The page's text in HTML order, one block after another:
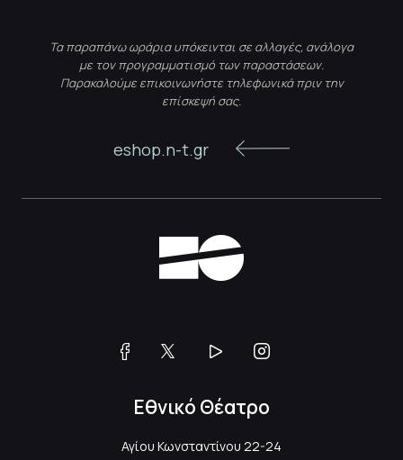
Τα παραπάνω ωράρια υπόκεινται σε αλλαγές, ανάλογα
με τον προγραμματισμό των παραστάσεων.
Παρακαλούμε επικοινωνήστε τηλεφωνικά πριν την
επίσκεψή σας.
eshop.n-t.gr
Εθνικό Θέατρο
Αγίου Κωνσταντίνου 22-24